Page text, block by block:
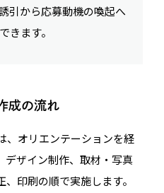
引から応募動機の喚起へ
きます。
成の流れ
、オリエンテーションを経
デザイン制作、取材・写真
印刷の順で実施します。